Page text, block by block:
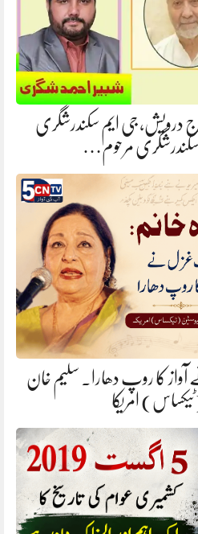
درویش، جی ایم سکندرشگری
مرحوم…
کا روپ دھارا. سلیم خان
امریکا